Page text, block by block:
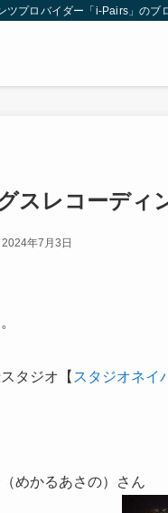
ツプロバイダー「i-Pairs」のブ
スレコーディ
2024年7月3日
タジオ【 スタジオネイ
めかるあさの）さん